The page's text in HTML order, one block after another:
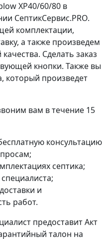
ХР40/60/80 в
СептикСервис.PRO.
комплектации,
а также произведем
Сделать заказ
кнопки. Также вы
который произведет
вам в течение 15
консультацию
септика;
и
работ.
предоставит Акт
талон на